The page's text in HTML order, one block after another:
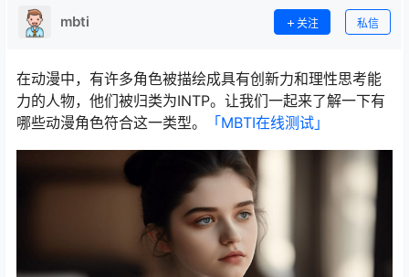
mbti 关注 私信
在动漫中，有许多角色被描绘成具有创新力和理性思考能
力的人物，他们被归类为INTP。让我们一起来了解一下有
哪些动漫角色符合这一类型。
「MBTI在线测试​」